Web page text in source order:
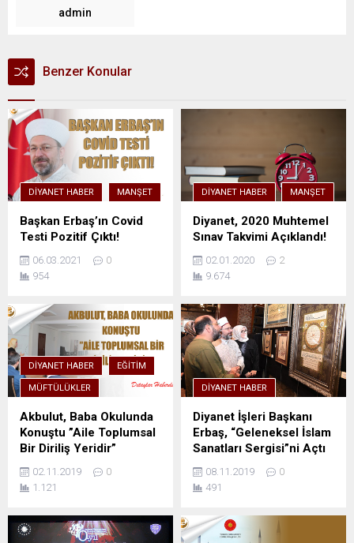
admin
Benzer Konular
DIYANET HABER MANŞET
Başkan Erbaş’ın Covid
Testi Pozitif Çıktı!
06.03.2021
0
954
DIYANET HABER MANŞET
Diyanet, 2020 Muhtemel
Sınav Takvimi Açıklandı!
02.01.2020
2
9.674
DIYANET HABER EĞITIM
MÜFTÜLÜKLER
Akbulut, Baba Okulunda
Konuştu ”Aile Toplumsal
Bir Diriliş Yeridir”
02.11.2019
0
1.121
DIYANET HABER
Diyanet İşleri Başkanı
Erbaş, “Geleneksel İslam
Sanatları Sergisi”ni Açtı
08.11.2019
0
491